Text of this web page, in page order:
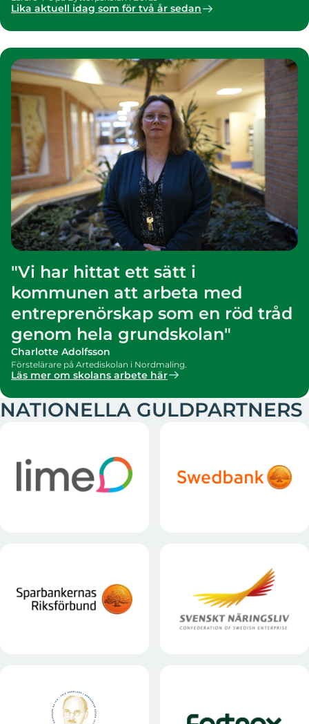
Lika aktuell idag som för två år sedan
"Vi har hittat ett sätt i
kommunen att arbeta med
entreprenörskap som en röd tråd
genom hela grundskolan"
Charlotte Adolfsson
Förstelärare på Artediskolan i Nordmaling.
Läs mer om skolans arbete här
NATIONELLA GULDPARTNERS